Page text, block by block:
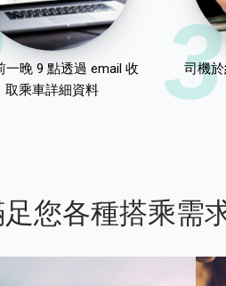
一晚 9 點透過 email 收
取乘車詳細資料
3
司機
您各種搭乘需